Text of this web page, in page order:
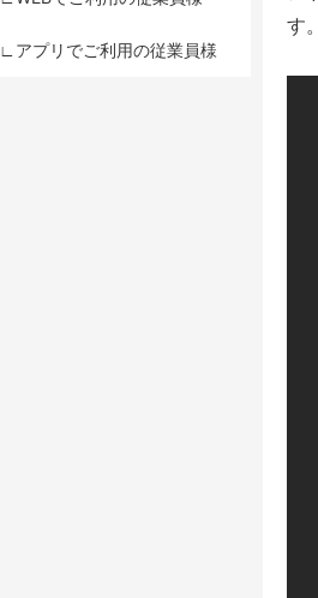
す
∟アプリでご利用の従業員様